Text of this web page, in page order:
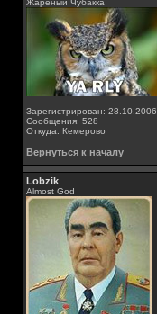
Жареный Чубакка
Зарегистрирован: 28.10.2006
Сообщения: 528
Откуда: Кемерово
Вернуться к началу
Lobzik
Almost God